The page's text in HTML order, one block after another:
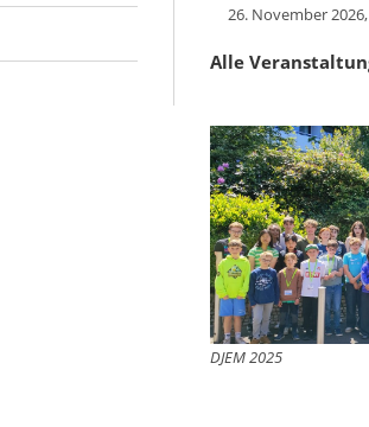
26. November
Alle
DJEM 2025